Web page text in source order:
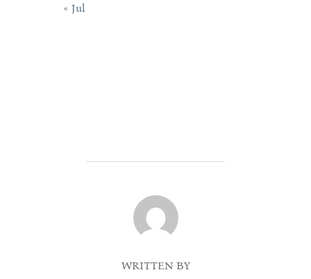
« Jul
POST AUTHOR
WRITTEN BY